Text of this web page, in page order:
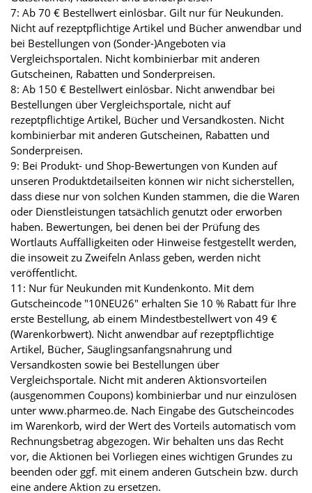
7: Ab 70 € Bestellwert einlösbar. Gilt nur für Neukunden.
Nicht auf rezeptpflichtige Artikel und Bücher anwendbar und
bei Bestellungen von (Sonder-)Angeboten via
Vergleichsportalen. Nicht kombinierbar mit anderen
Gutscheinen, Rabatten und Sonderpreisen.
8: Ab 150 € Bestellwert einlösbar. Nicht anwendbar bei
Bestellungen über Vergleichsportale, nicht auf
rezeptpflichtige Artikel, Bücher und Versandkosten. Nicht
kombinierbar mit anderen Gutscheinen, Rabatten und
Sonderpreisen.
9: Bei Produkt- und Shop-Bewertungen von Kunden auf
unseren Produktdetailseiten können wir nicht sicherstellen,
dass diese nur von solchen Kunden stammen, die die Waren
oder Dienstleistungen tatsächlich genutzt oder erworben
haben. Bewertungen, bei denen bei der Prüfung des
Wortlauts Auffälligkeiten oder Hinweise festgestellt werden,
die insoweit zu Zweifeln Anlass geben, werden nicht
veröffentlicht.
11: Nur für Neukunden mit Kundenkonto. Mit dem
Gutscheincode "10NEU26" erhalten Sie 10 % Rabatt für Ihre
erste Bestellung, ab einem Mindestbestellwert von 49 €
(Warenkorbwert). Nicht anwendbar auf rezeptpflichtige
Artikel, Bücher, Säuglingsanfangsnahrung und
Versandkosten sowie bei Bestellungen über
Vergleichsportale. Nicht mit anderen Aktionsvorteilen
(ausgenommen Coupons) kombinierbar und nur einzulösen
unter www.pharmeo.de. Nach Eingabe des Gutscheincodes
im Warenkorb, wird der Wert des Vorteils automatisch vom
Rechnungsbetrag abgezogen. Wir behalten uns das Recht
vor, die Aktionen bei Vorliegen eines wichtigen Grundes zu
beenden oder ggf. mit einem anderen Gutschein bzw. durch
eine andere Aktion zu ersetzen.